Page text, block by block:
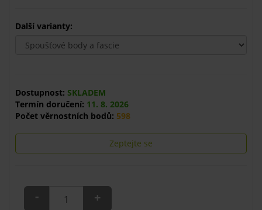
Další varianty:
Dostupnost: SKLADEM
Termín doručení: 11. 8. 2026
Počet věrnostních bodů: 598
Zeptejte se
- +